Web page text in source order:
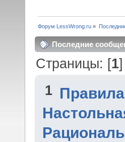
Форум LessWrong.ru »
Последние
Страницы: [1]
1